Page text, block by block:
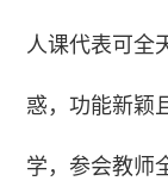
人课代表可全
惑，功能新颖
学，参会教师